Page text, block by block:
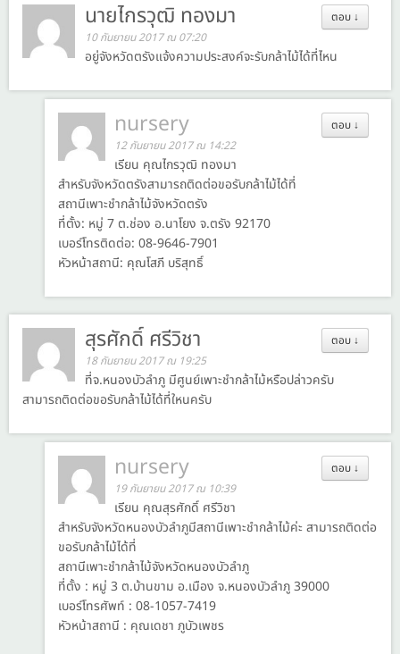
ตอบ ↓
นายไกรวุฒิ ทองมา
10 กันยายน 2017 ณ 07:20
อยู่จังหวัดตรังแจ้งความประสงค์จะรับกล้าไม้ได้ที่ไหน
ตอบ ↓
nursery
12 กันยายน 2017 ณ 14:22
เรียน คุณไกรวุฒิ ทองมา
สำหรับจังหวัดตรังสามารถติดต่อขอรับกล้าไม้ได้ที่
สถานีเพาะชำกล้าไม้จังหวัดตรัง
ที่ตั้ง: หมู่ 7 ต.ช่อง อ.นาโยง จ.ตรัง 92170
เบอร์โทรติดต่อ: 08-9646-7901
หัวหน้าสถานี: คุณโสภี บริสุทธิ์
ตอบ ↓
สุรศักดิ์ ศรีวิชา
18 กันยายน 2017 ณ 19:25
ที่จ.หนองบัวลำภู มีศูนย์เพาะชำกล้าไม้หรือปล่าวครับ
สามารถติดต่อขอรับกล้าไม้ได้ที่ใหนครับ
ตอบ ↓
nursery
19 กันยายน 2017 ณ 10:39
เรียน คุณสุรศักดิ์ ศรีวิชา
สำหรับจังหวัดหนองบัวลำภูมีสถานีเพาะชำกล้าไม้ค่ะ สามารถติดต่อ
ขอรับกล้าไม้ได้ที่
สถานีเพาะชำกล้าไม้จังหวัดหนองบัวลำภู
ที่ตั้ง : หมู่ 3 ต.บ้านขาม อ.เมือง จ.หนองบัวลำภู 39000
เบอร์โทรศัพท์ : 08-1057-7419
หัวหน้าสถานี : คุณเดชา ภูบัวเพชร